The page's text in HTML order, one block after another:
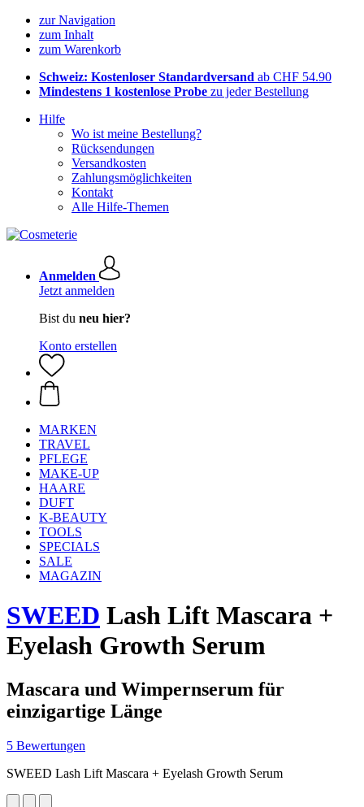
zur Navigation
zum Inhalt
zum Warenkorb
Schweiz: Kostenloser Standardversand ab CHF 54.90
Mindestens 1 kostenlose Probe zu jeder Bestellung
Hilfe
Wo ist meine Bestellung?
Rücksendungen
Versandkosten
Zahlungsmöglichkeiten
Kontakt
Alle Hilfe-Themen
Anmelden
Jetzt anmelden
Bist du neu hier?
Konto erstellen
MARKEN
TRAVEL
PFLEGE
MAKE-UP
HAARE
DUFT
K-BEAUTY
TOOLS
SPECIALS
SALE
MAGAZIN
SWEED Lash Lift Mascara +
Eyelash Growth Serum
Mascara und Wimpernserum für
einzigartige Länge
5 Bewertungen
SWEED Lash Lift Mascara + Eyelash Growth Serum